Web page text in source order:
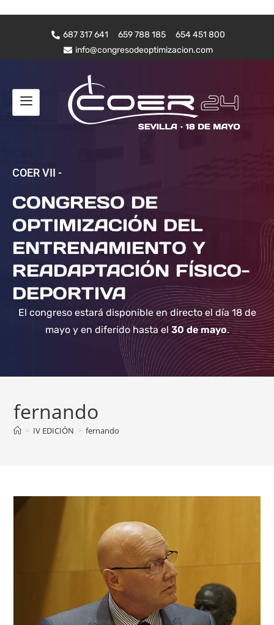
687 317 641 659 788 185
654 451 800
info@congresodeoptimizacion.com
COER VII -
CONGRESO DE
OPTIMIZACIÓN DEL
ENTRENAMIENTO Y
READAPTACIÓN FÍSICO-
DEPORTIVA
El congreso estará disponible en directo el día 18 de
mayo y en diferido hasta el30 de mayo.
fernando
> IV EDICIÓN > fernando